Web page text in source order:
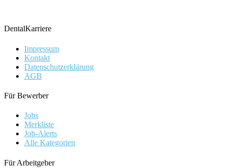
DentalKarriere
Impressum
Kontakt
Datenschutzerklärung
AGB
Für Bewerber
Jobs
Merkliste
Job-Alerts
Alle Kategorien
Für Arbeitgeber